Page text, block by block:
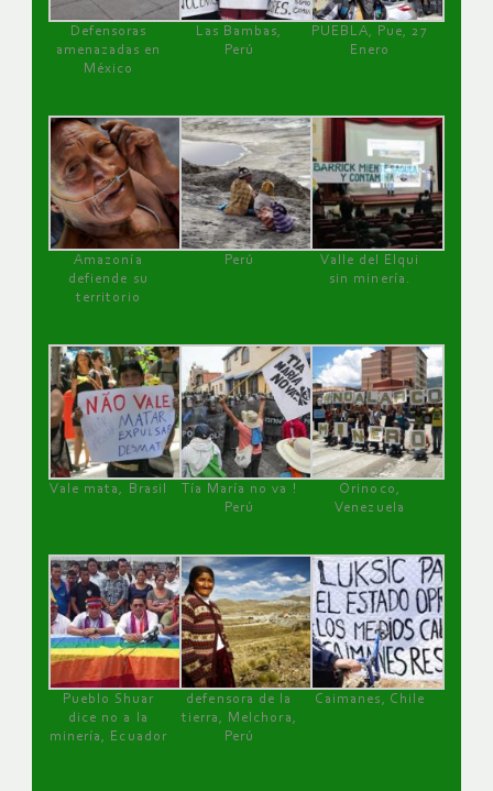
Defensoras
amenazadas en
México
Las Bambas,
Perú
PUEBLA, Pue, 27
Enero
Amazonía
defiende su
territorio
Perú
Valle del Elqui
sin minería.
Vale mata, Brasil
Tía María no va !
Perú
Orinoco,
Venezuela
Pueblo Shuar
dice no a la
minería, Ecuador
defensora de la
tierra, Melchora,
Perú
Caimanes, Chile